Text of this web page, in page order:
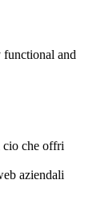
and
cio che offri